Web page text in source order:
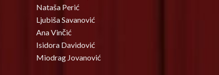
Nataša Perić
Ljubiša Savanović
Ana Vinčić
Isidora Davidović
Miodrag Jovanović